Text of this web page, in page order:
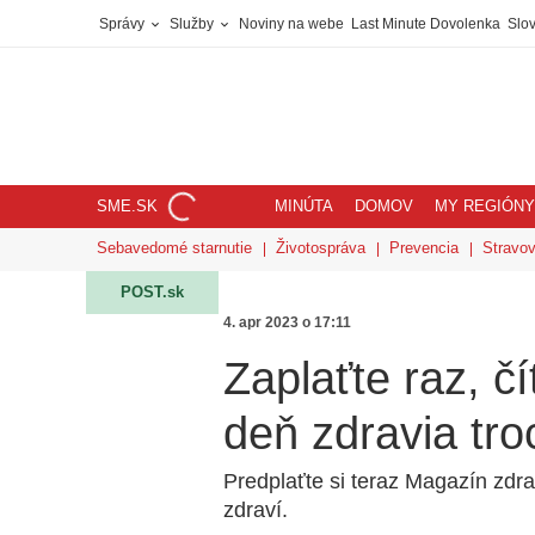
Správy Služby Noviny na webe Last Minute Dovolenka
SME.SK MINÚTA DOMOV MY REGIÓNY
Sebavedomé starnutie Životospráva Prevencia
POST.sk
4. apr 2023 o 17:11
Zaplaťte raz,
deň zdravia
Predplaťte si teraz Magazín
zdraví.